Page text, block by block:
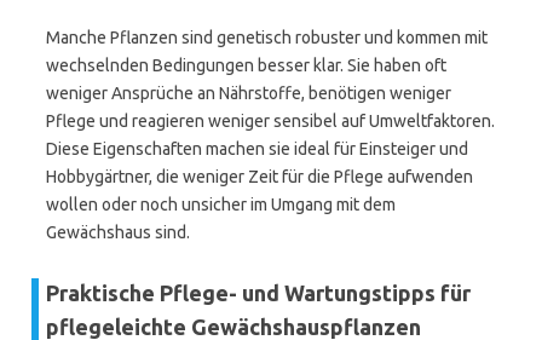
Manche Pflanzen sind genetisch robuster und kommen mit
wechselnden Bedingungen besser klar. Sie haben oft
weniger Ansprüche an Nährstoffe, benötigen weniger
Pflege und reagieren weniger sensibel auf Umweltfaktoren.
Diese Eigenschaften machen sie ideal für Einsteiger und
Hobbygärtner, die weniger Zeit für die Pflege aufwenden
wollen oder noch unsicher im Umgang mit dem
Gewächshaus sind.
Praktische Pflege- und Wartungstipps für
pflegeleichte Gewächshauspflanzen